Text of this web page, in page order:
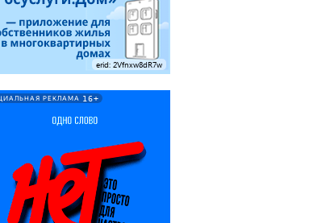
erid: 2Vfnxw8dR7w
РЕКЛАМА 16+